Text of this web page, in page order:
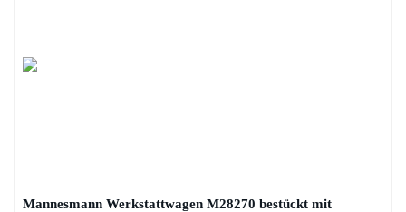
Mannesmann Werkstattwagen M28270 bestückt mit